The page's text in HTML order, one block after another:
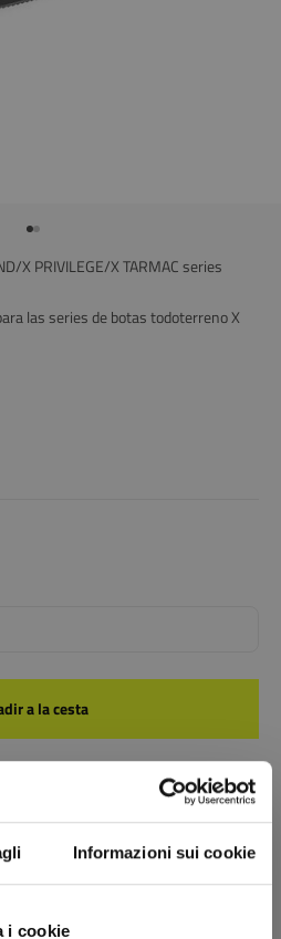
Informazioni sui cookie
i cookie
Ir al artículo 1
Ir al artículo 2
X PRIVILEGE/X TARMAC series
las series de botas todoterreno X
a la cesta
POR CAMBIO DE TALLA EN